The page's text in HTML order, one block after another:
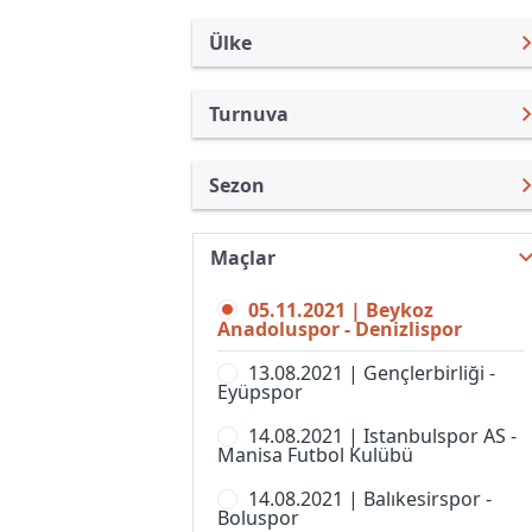
Ülke
Türkiye
Uluslararası
Uluslararası Kulüpler
Turkiye
İngiltere
İspanya
Almanya Amatör
Fransa
İtalya
Turnuva
Süper Lig
Türkiye Kupası
Spor Toto Kupası
Super Lig, Women
Sezon
1. Lig 26/27
1. Lig 25/26
1. Lig 24/25
1. Lig 23/24
1. Lig 22/23
TFF 1. Lig 20/21
Maçlar
05.11.2021 | Beykoz
Anadoluspor - Denizlispor
13.08.2021 | Gençlerbirliği -
Eyüpspor
14.08.2021 | Istanbulspor AS -
Manisa Futbol Kulübü
14.08.2021 | Balıkesirspor -
Boluspor